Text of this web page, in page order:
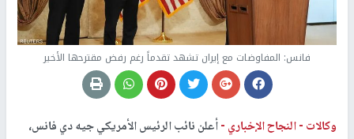
فانس: المفاوضات مع إيران تشهد تقدماً رغم رفض مقترحها الأخير
وكالات -النجاح الإخباري -أعلن نائب الرئيس الأمريكي جيه دي فانس،